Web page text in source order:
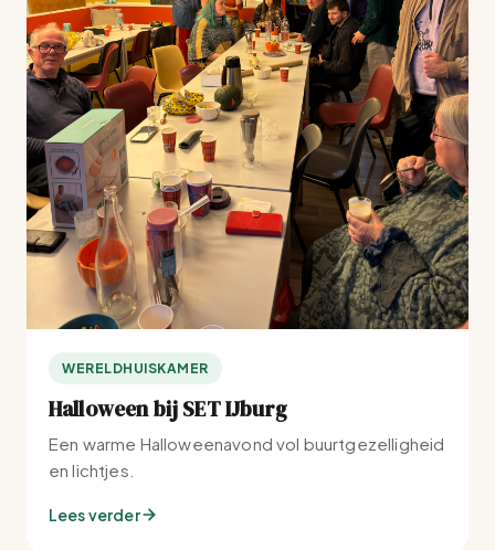
WERELDHUISKAMER
Halloween bij SET IJburg
Een warme Halloweenavond vol buurtgezelligheid
en lichtjes.
Lees verder